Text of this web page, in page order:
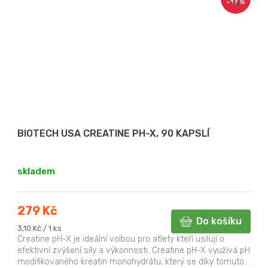
Kč
–17 %
BIOTECH USA CREATINE PH-X, 90 KAPSLÍ
skladem
279 Kč
Měrná
cena:
3,10 Kč / 1 ks
Do košíku
Creatine pH-X je ideální volbou pro atlety kteří usilují o
efektivní zvýšení síly a výkonnosti. Creatine pH-X využívá pH
modifikovaného kreatin monohydrátu, který se díky tomuto...